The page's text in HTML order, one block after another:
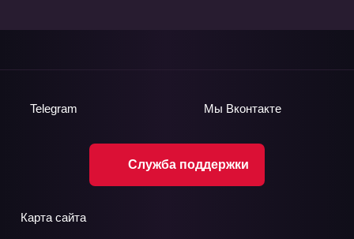
Служба поддержки
Telegram Мы Вконтакте
Карта сайта